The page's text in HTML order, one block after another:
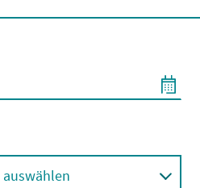
eingegeben wurden.